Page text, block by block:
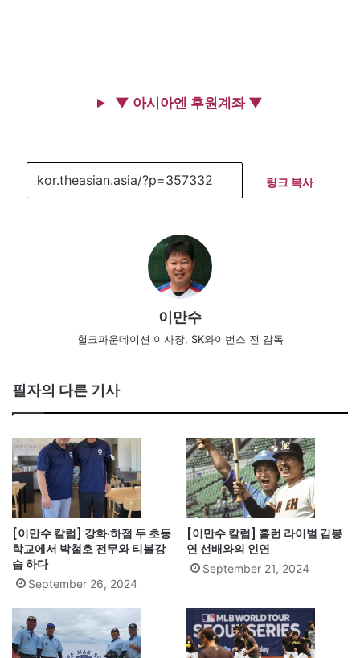
▼ 아시아엔 후원계좌 ▼
링크 복사
이만수
헐크파운데이션 이사장, SK와이번스 전 감독
필자의 다른 기사
[이만수 칼럼] 강화·하점 두 초등
학교에서 박철호 전무와 티볼강
습 하다
September 26, 2024
[이만수 칼럼] 홈런 라이벌 김봉
연 선배와의 인연
September 21, 2024